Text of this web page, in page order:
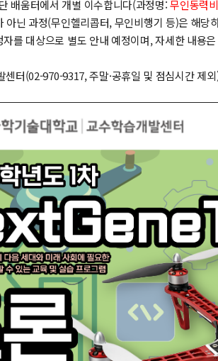
배움터에서 개별 이수합니다(과정명:무인동력
닌 과정(무인헬리콥터, 무인비행기 등)은 해당
를 대상으로 별도 안내 예정이며, 자세한 내용
센터(02-970-9317, 주말·공휴일 및 점심시간 제